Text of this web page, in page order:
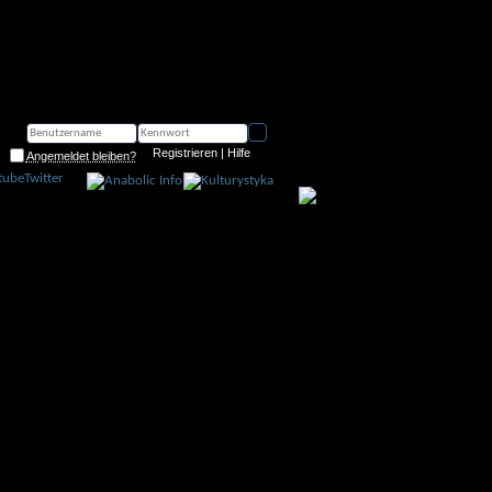
Angemeldet bleiben? Registrieren| Hilfe
Twitter